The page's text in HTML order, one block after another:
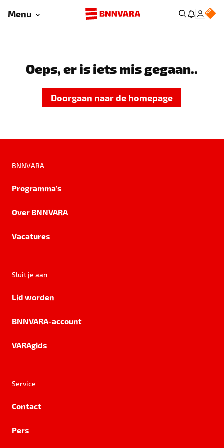
Menu
Oeps, er is iets mis gegaan..
Doorgaan naar de homepage
BNNVARA
Programma's
Over BNNVARA
Vacatures
Sluit je aan
Lid worden
BNNVARA-account
VARAgids
Service
Contact
Pers